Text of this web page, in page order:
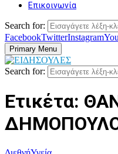
Επικοινωνία
Search for:
FacebookTwitterInstagram
Primary Menu
Search for:
Ετικέτα: